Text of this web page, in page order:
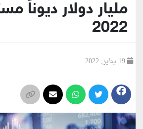
مليار دولار ديوناً
2022